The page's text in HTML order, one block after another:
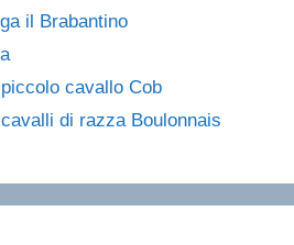
il Brabantino
cavallo Cob
di razza Boulonnais